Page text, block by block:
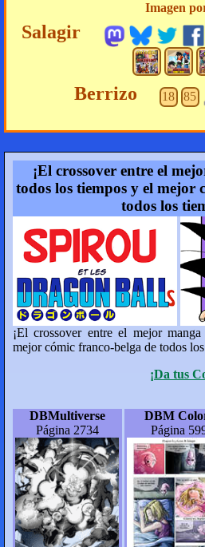
Imagen
Salagir
Berrizo 18 85
¡El crossover entre el
todos los tiempos y el mejor
todos los
¡El crossover entre el mejor
mejor cómic franco-belga de todos
¡Da tus
DBMultiverse
Página 2734
DBM
Página